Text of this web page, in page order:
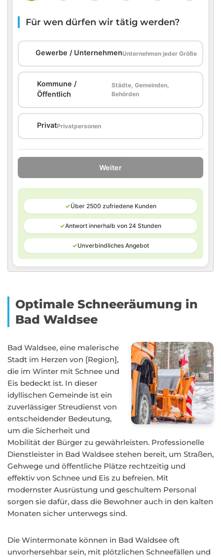
Für wen dürfen wir tätig werden?
Gewerbe / UnternehmenUnternehmen jeder Größe
Kommune /
Öffentlich
Städte, Gemeinden,
Behörden
PrivatPrivatpersonen
Weiter
✓Über 2500 zufriedene Kunden
✓Antwort innerhalb von 24 Stunden
✓Unverbindliches Angebot
Optimale Schneeräumung in
Bad Waldsee
Bad Waldsee, eine malerische
Stadt im Herzen von [Region],
die im Winter mit Schnee und
Eis bedeckt ist. In dieser
idyllischen Gemeinde ist ein
zuverlässiger Streudienst von
entscheidender Bedeutung,
um die Sicherheit und
Mobilität der Bürger zu gewährleisten. Professionelle
Dienstleister in Bad Waldsee stehen bereit, um Straßen,
Gehwege und öffentliche Plätze rechtzeitig und
effektiv von Schnee und Eis zu befreien. Mit
modernster Ausrüstung und geschultem Personal
sorgen sie dafür, dass die Bewohner auch in den kalten
Monaten sicher unterwegs sind.
Die Wintermonate können in Bad Waldsee oft
unvorhersehbar sein, mit plötzlichen Schneefällen und